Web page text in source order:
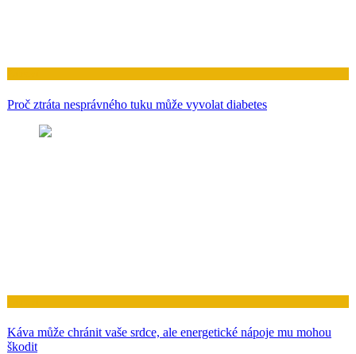
Proč ztráta nesprávného tuku může vyvolat diabetes
Káva může chránit vaše srdce, ale energetické nápoje mu mohou
škodit